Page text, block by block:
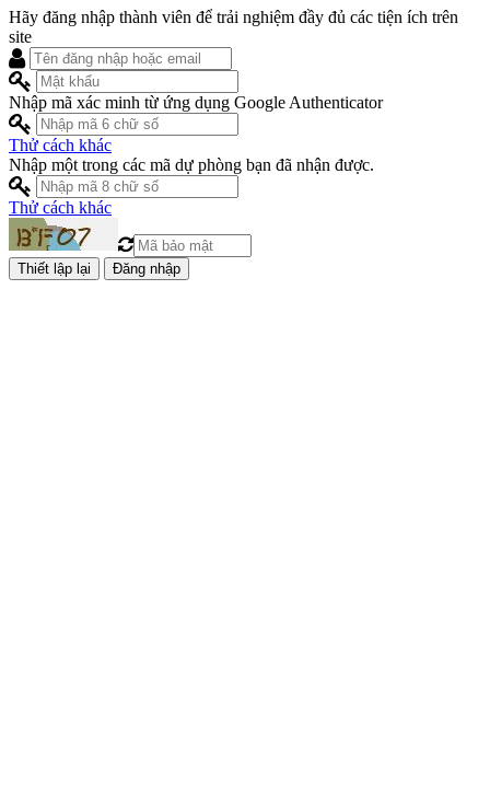
Hãy đăng nhập thành viên để trải nghiệm đầy đủ các tiện ích trên
site
Nhập mã xác minh từ ứng dụng Google Authenticator
Thử cách khác
Nhập một trong các mã dự phòng bạn đã nhận được.
Thử cách khác
Đăng nhập